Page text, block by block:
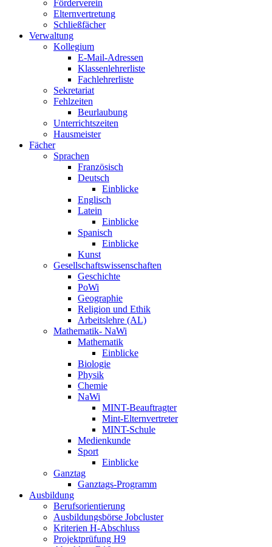
Förderverein
Elternvertretung
Schließfächer
Verwaltung
Kollegium
E-Mail-Adressen
Klassenlehrerliste
Fachlehrerliste
Sekretariat
Fehlzeiten
Beurlaubung
Unterrichtszeiten
Hausmeister
Fächer
Sprachen
Französisch
Deutsch
Einblicke
Englisch
Latein
Einblicke
Spanisch
Einblicke
Kunst
Gesellschaftswissenschaften
Geschichte
PoWi
Geographie
Religion und Ethik
Arbeitslehre (AL)
Mathematik- NaWi
Mathematik
Einblicke
Biologie
Physik
Chemie
NaWi
MINT-Beauftragter
Mint-Elternvertreter
MINT-Schule
Medienkunde
Sport
Einblicke
Ganztag
Ganztags-Programm
Ausbildung
Berufsorientierung
Ausbildungsbörse Jobcluster
Kriterien H-Abschluss
Projektprüfung H9